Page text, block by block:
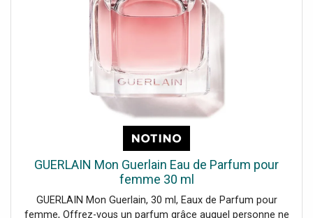
GUERLAIN Mon Guerlain Eau de Parfum pour
femme 30 ml
GUERLAIN Mon Guerlain, 30 ml, Eaux de Parfum pour
femme, Offrez-vous un parfum grâce auquel personne ne